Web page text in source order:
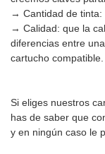
→ Cantidad de tinta:
→ Calidad: que la
diferencias entre
cartucho compatible.
Si eliges nuestros
has de saber que
y en ningún caso le